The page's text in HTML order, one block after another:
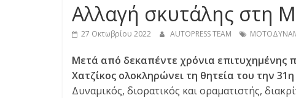
Αλλαγή σκυτάλης στη
27 Οκτωβρίου 2022 AUTOPRESS TEAM
Μετά από δεκαπέντε χρόνια
Χατζίκος ολοκληρώνει τη θητεία του την
Δυναμικός, διορατικός και οραματιστής,